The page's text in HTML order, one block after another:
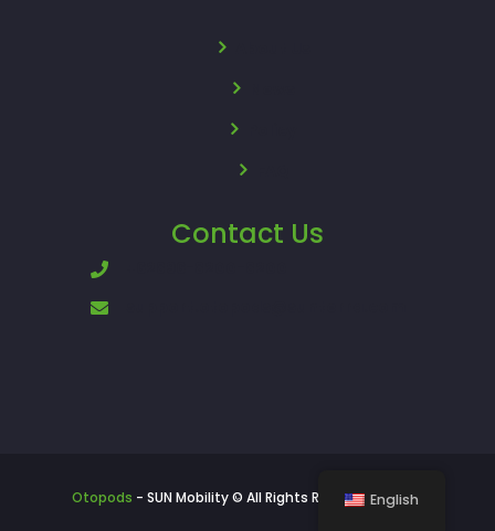
Contact Us
Otopods - SUN Mobility © All Rights Reserved - 2024
English